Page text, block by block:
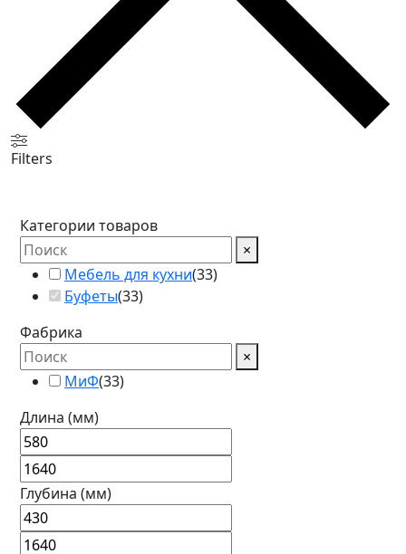
Filters
Категории товаров
×
Мебель для кухни(33)
Буфеты(33)
Фабрика
×
МиФ(33)
Длина (мм)
Глубина (мм)